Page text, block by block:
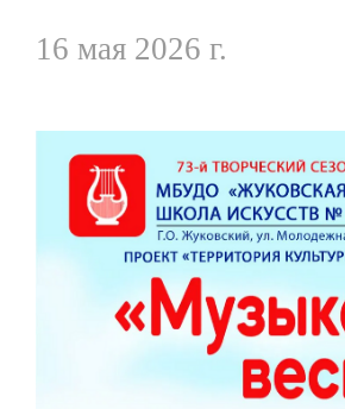
16 мая 2026 г.